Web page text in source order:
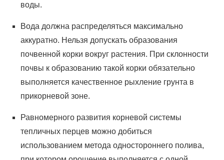
воды.
Вода должна распределяться максимально
аккуратно. Нельзя допускать образования
почвенной корки вокруг растения. При склонности
почвы к образованию такой корки обязательно
выполняется качественное рыхление грунта в
прикорневой зоне.
Равномерного развития корневой системы
тепличных перцев можно добиться
использованием метода одностороннего полива,